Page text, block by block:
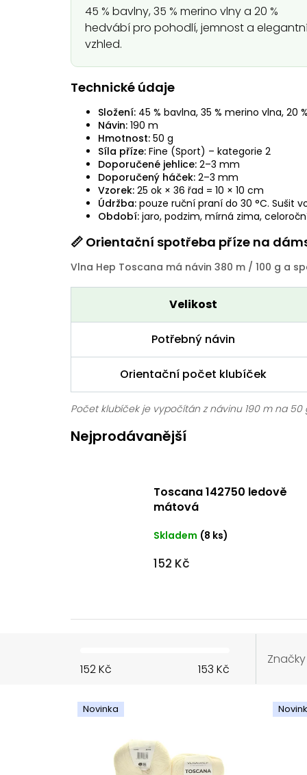
45 % bavlny, 35 % merino vlny a 20 %
hedvábí pro pohodlí, jemnost a
vzhled.
Technické údaje
Složení: 45 % bavlna, 35 % merino vlna, 20
Návin: 190 m
Hmotnost: 50 g
Síla příze: Fine (Sport) – kategorie 2
Doporučené jehlice: 2–3 mm
Doporučený háček: 2–3 mm
Vzorek: 25 ok × 36 řad = 10 × 10 cm
Údržba: pouze ruční praní do 30 °C. Sušit
Období: jaro, podzim, mírná zima,
📏 Orientační spotřeba příze na
Vlna Hep Toscana má návin 380 m / 100 g a
Velikost
Potřebný návin
Orientační počet klubíček
Počet klubíček je vypočítán z návinu 190 m na
Nejprodávanější
Toscana 142750 ledově
mátová
Skladem (8 ks)
152 Kč
152Kč 153 Kč
Značky
ý
p
Novinka